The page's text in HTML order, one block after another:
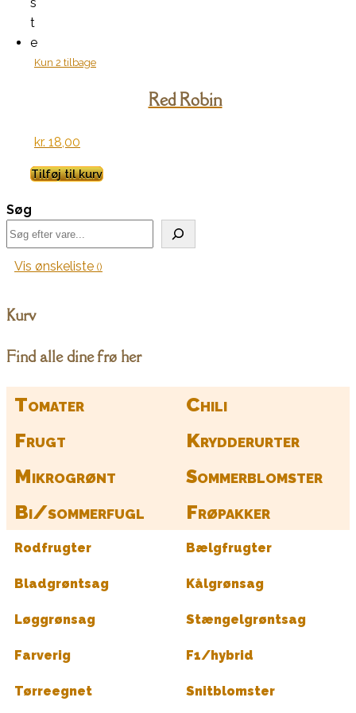
t
e
Kun 2 tilbage
Red Robin
kr. 18,00
Tilføj til kurv
Søg
Vis ønskeliste
Kurv
Find alle dine frø her
Tomater
Chili
Frugt
Krydderurter
Mikrogrønt
Sommerblomster
Bi/sommerfugl
Frøpakker
Rodfrugter Bælgfrugter
Bladgrøntsag Kålgrønsag
Løggrønsag Stængelgrøntsag
Farverig F1/hybrid
Tørreegnet Snitblomster